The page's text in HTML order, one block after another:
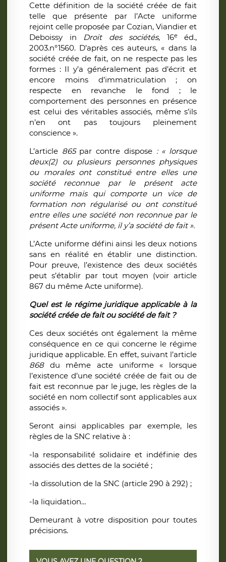
Cette définition de la société créée de fait
telle que présente par l’Acte uniforme
rejoint celle proposée par Cozian, Viandier et
Deboissy in Droit des sociétés, 16eéd.,
2003.n°1560. D’après ces auteurs, « dans la
société créée de fait, on ne respecte pas les
formes : Il y’a généralement pas d’écrit et
encore moins d’immatriculation ; on
respecte en revanche le fond ; le
comportement des personnes en présence
est celui des véritables associés, même s’ils
n’en ont pas toujours pleinement
conscience ».
L’article 865par contre dispose : « lorsque
deux(2) ou plusieurs personnes physiques
ou morales ont constitué entre elles une
société reconnue par le présent acte
uniforme mais qui comporte un vice de
formation non régularisé ou ont constitué
entre elles une société non reconnue par le
présent Acte uniforme, il y’a société de fait ».
L’Acte uniforme défini ainsi les deux notions
sans en réalité en établir une distinction.
Pour preuve, l’existence des deux sociétés
peut s’établir par tout moyen (voir article
867 du même Acte uniforme).
Quel est le régime juridique applicable à la
société créée de fait ou société de fait ?
Ces deux sociétés ont également la même
conséquence en ce qui concerne le régime
juridique applicable. En effet, suivant l’article
868du même acte uniforme « lorsque
l’existence d’une société créée de fait ou de
fait est reconnue par le juge, les règles de la
société en nom collectif sont applicables aux
associés ».
Seront ainsi applicables par exemple, les
règles de la SNC relative à :
-la responsabilité solidaire et indéfinie des
associés des dettes de la société ;
-la dissolution de la SNC (article 290 à 292) ;
-la liquidation…
Demeurant à votre disposition pour toutes
précisions.